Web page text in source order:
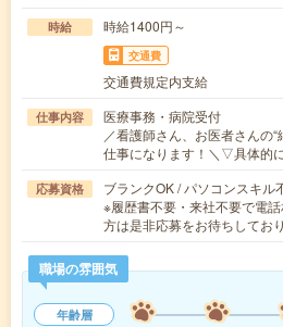
時給 時給1400円～
交通費
交通費規定内支給
仕事内容
医療事務・病院受付
／看護師さん、お医者さんの
仕事になります！＼▽具体的
応募資格
ブランクOK / パソコンスキル
※履歴書不要・来社不要で電
方は是非応募をお待ちしてお
職場の雰囲気
年齢層